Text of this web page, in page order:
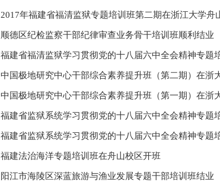
2017年福建省福清监狱专题培训班第二期在浙江大学舟
顺德区纪检监察干部纪律审查业务骨干培训班顺利结业
福建省福清监狱学习贯彻党的十八届六中全会精神专题
中国极地研究中心干部综合素养提升班（第二期）在浙
中国极地研究中心干部综合素养提升班（第一期）在浙
福建省监狱系统学习贯彻党的十八届六中全会精神专题
福建省监狱系统学习贯彻党的十八届六中全会精神专题
福建法治海洋专题培训班在舟山校区开班
阳江市海陵区深蓝旅游与渔业发展专题干部培训班结业